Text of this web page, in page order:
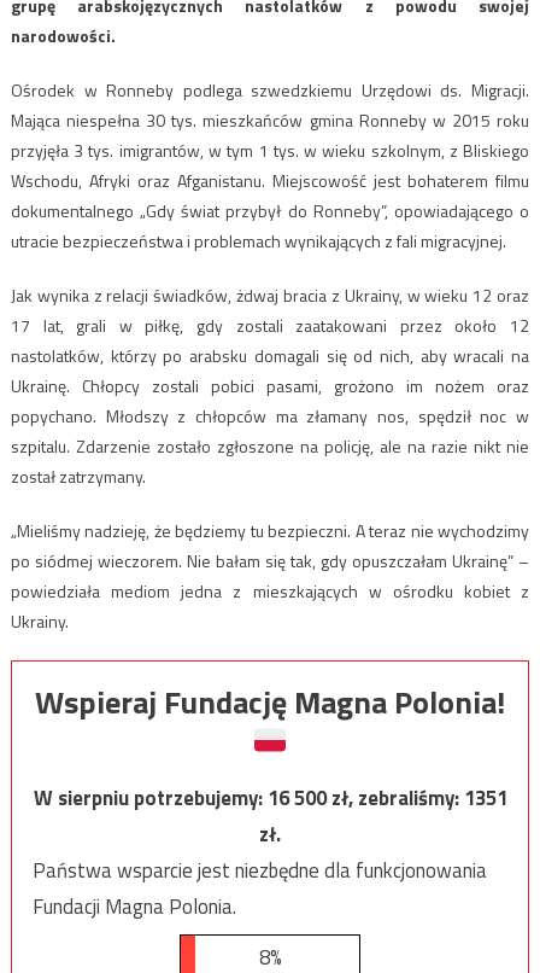
grupę arabskojęzycznych nastolatków z powodu swojej
narodowości.
Ośrodek w Ronneby podlega szwedzkiemu Urzędowi ds. Migracji.
Mająca niespełna 30 tys. mieszkańców gmina Ronneby w 2015 roku
przyjęła 3 tys. imigrantów, w tym 1 tys. w wieku szkolnym, z Bliskiego
Wschodu, Afryki oraz Afganistanu. Miejscowość jest bohaterem filmu
dokumentalnego „Gdy świat przybył do Ronneby”, opowiadającego o
utracie bezpieczeństwa i problemach wynikających z fali migracyjnej.
Jak wynika z relacji świadków, żdwaj bracia z Ukrainy, w wieku 12 oraz
17 lat, grali w piłkę, gdy zostali zaatakowani przez około 12
nastolatków, którzy po arabsku domagali się od nich, aby wracali na
Ukrainę. Chłopcy zostali pobici pasami, grożono im nożem oraz
popychano. Młodszy z chłopców ma złamany nos, spędził noc w
szpitalu. Zdarzenie zostało zgłoszone na policję, ale na razie nikt nie
został zatrzymany.
„Mieliśmy nadzieję, że będziemy tu bezpieczni. A teraz nie wychodzimy
po siódmej wieczorem. Nie bałam się tak, gdy opuszczałam Ukrainę” –
powiedziała mediom jedna z mieszkających w ośrodku kobiet z
Ukrainy.
Wspieraj Fundację Magna Polonia!
W sierpniu potrzebujemy:16 500zł, zebraliśmy:1351
zł.
Państwa wsparcie jest niezbędne dla funkcjonowania
Fundacji Magna Polonia.
8%